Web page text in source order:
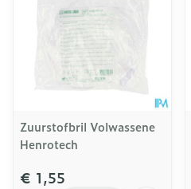
Zuurstofbril Volwassene
Henrotech
€ 1,55